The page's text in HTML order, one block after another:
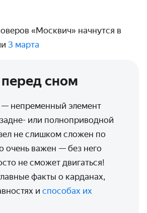
«Москвич» начнутся в
3 марта
сном
непременный элемент
или полноприводной
не слишком сложен по
очень важен — без него
не сможет двигаться!
факты о карданах,
и способах их